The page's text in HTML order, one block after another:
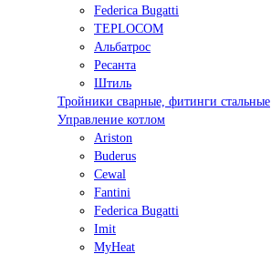
Federica Bugatti
TEPLOCOM
Альбатрос
Ресанта
Штиль
Тройники сварные, фитинги стальные
Управление котлом
Ariston
Buderus
Cewal
Fantini
Federica Bugatti
Imit
MyHeat